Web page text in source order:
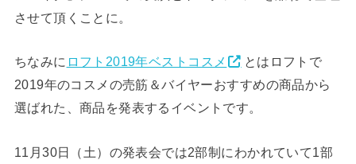
させて頂くことに。
ちなみに ロフト2019年ベストコスメ
とはロフトで
2019年のコスメの売筋＆バイヤーおすすめの商品から
選ばれた、商品を発表するイベントです。
11月30日（土）の発表会では2部制にわかれていて1部